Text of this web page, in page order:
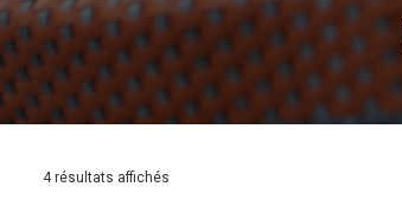
4 résultats affichés